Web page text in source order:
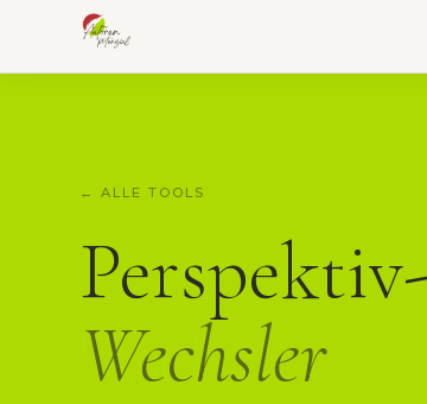
← ALLE TOOLS
Perspektiv-
Wechsler